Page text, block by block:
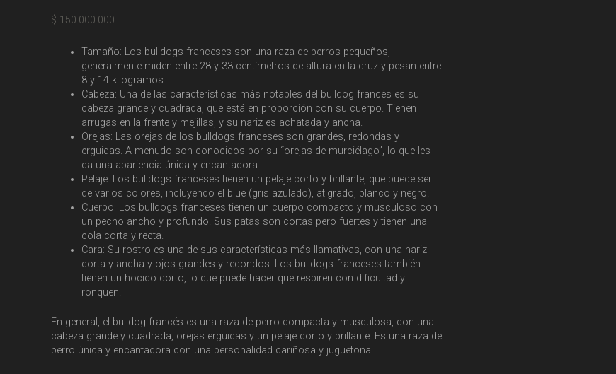
$ 150.000.000
Tamaño: Los bulldogs franceses son una raza de perros pequeños,
generalmente miden entre 28 y 33 centímetros de altura en la cruz y pesan entre
8 y 14 kilogramos.
Cabeza: Una de las características más notables del bulldog francés es su
cabeza grande y cuadrada, que está en proporción con su cuerpo. Tienen
arrugas en la frente y mejillas, y su nariz es achatada y ancha.
Orejas: Las orejas de los bulldogs franceses son grandes, redondas y
erguidas. A menudo son conocidos por su “orejas de murciélago”, lo que les
da una apariencia única y encantadora.
Pelaje: Los bulldogs franceses tienen un pelaje corto y brillante, que puede ser
de varios colores, incluyendo el blue (gris azulado), atigrado, blanco y negro.
Cuerpo: Los bulldogs franceses tienen un cuerpo compacto y musculoso con
un pecho ancho y profundo. Sus patas son cortas pero fuertes y tienen una
cola corta y recta.
Cara: Su rostro es una de sus características más llamativas, con una nariz
corta y ancha y ojos grandes y redondos. Los bulldogs franceses también
tienen un hocico corto, lo que puede hacer que respiren con dificultad y
ronquen.
En general, el bulldog francés es una raza de perro compacta y musculosa, con una
cabeza grande y cuadrada, orejas erguidas y un pelaje corto y brillante. Es una raza de
perro única y encantadora con una personalidad cariñosa y juguetona.